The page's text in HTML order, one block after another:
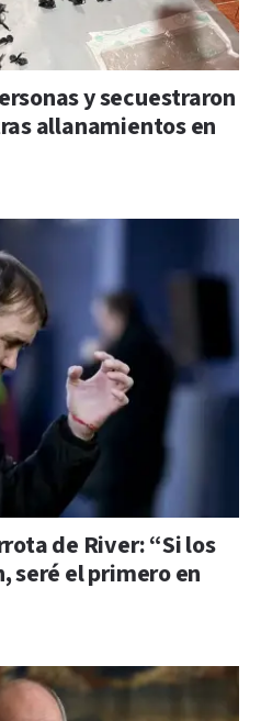
y secuestraron
allanamientos en
de River: “Si los
seré el primero en